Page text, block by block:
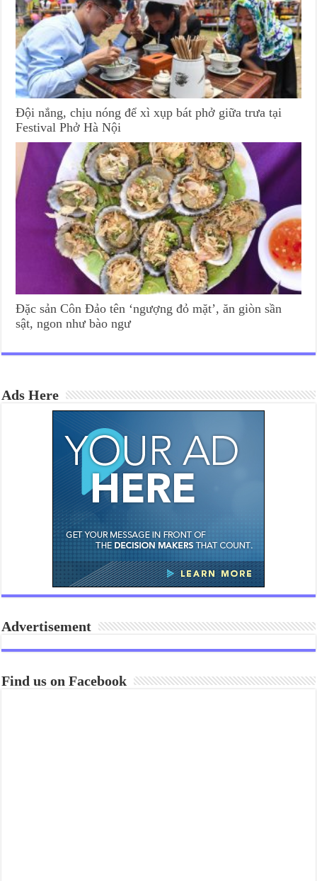
Đội nắng, chịu nóng để xì xụp bát phở giữa trưa tại
Festival Phở Hà Nội
Đặc sản Côn Đảo tên ‘ngượng đỏ mặt’, ăn giòn sần
sật, ngon như bào ngư
Ads Here
Advertisement
Find us on Facebook